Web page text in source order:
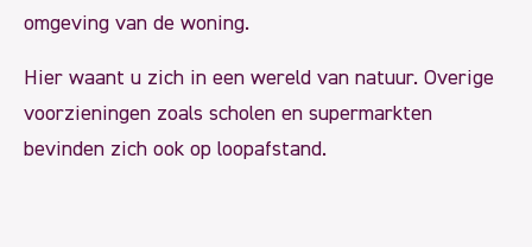
omgeving van de woning.
Hier waant u zich in een wereld van natuur. Overige
voorzieningen zoals scholen en supermarkten
bevinden zich ook op loopafstand.